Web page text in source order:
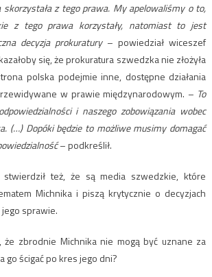
skorzystała z tego prawa. My apelowaliśmy o to,
z tego prawa korzystały, natomiast to jest
decyzja prokuratury– powiedział wiceszef
się, że prokuratura szwedzka nie złożyła
polska podejmie inne, dostępne działania
w prawie międzynarodowym. – To
i naszego zobowiązania wobec
(…) Dopóki będzie to możliwe musimy domagać
– podkreślił.
też, że są media szwedzkie, które
Michnika i piszą krytycznie o decyzjach
sprawie.
że zbrodnie Michnika nie mogą być uznane za
ścigać po kres jego dni?